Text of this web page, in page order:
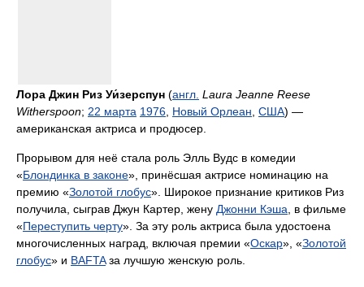
Лора Джин Риз Уи́зерспун (англ. Laura Jeanne Reese
Witherspoon; 22 марта 1976 Новый Орлеан США) —
американская актриса и продюсер.
Прорывом для неё стала роль Элль Вудс в комедии
«Блондинка в законе», принёсшая актрисе номинацию на
премию «Золотой глобус». Широкое признание критиков Риз
получила, сыграв Джун Картер, жену Джонни Кэша , в фильме
«Переступить черту». За эту роль актриса была удостоена
многочисленных наград, включая премии «Оскар», «Золотой
глобус» и BAFTAза лучшую женскую роль.